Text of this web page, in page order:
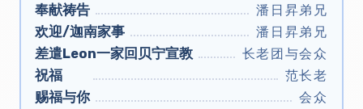
奉献祷告 潘日昇弟兄
欢迎/迦南家事 潘日昇弟兄
差遣Leon一家回贝宁宣教 长老团与会众
祝福 范长老
赐福与你 会众